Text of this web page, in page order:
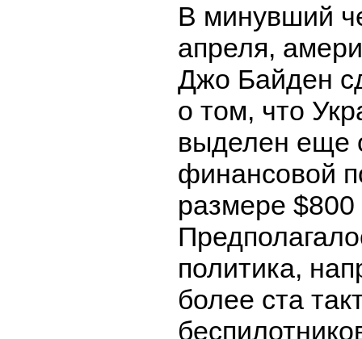
В минувший
апреля,
Джо Байден
о том, что
выделен еще
финансовой
размере
политика,
более ста